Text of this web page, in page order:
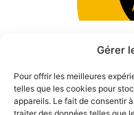
Gérer
Pour offrir les meilleures
telles que les cookies pour
appareils. Le fait de consentir